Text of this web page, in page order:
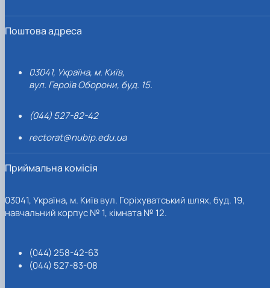
Поштова адреса
03041, Україна, м. Київ,
вул. Героїв Оборони, буд. 15.
(044) 527-82-42
rectorat@nubip.edu.ua
Приймальна комісія
03041, Україна, м. Київ вул. Горіхуватський шлях, буд. 19,
навчальний корпус № 1, кімната № 12.
(044) 258-42-63
(044) 527-83-08